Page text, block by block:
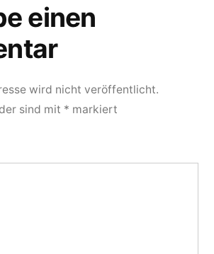
einen
wird nicht veröffentlicht.
sind mit * markiert